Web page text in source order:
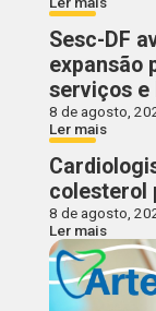
Sesc-DF
expansão
serviços e
8 de agosto,
Ler mais
colesterol
8 de agosto,
Ler mais